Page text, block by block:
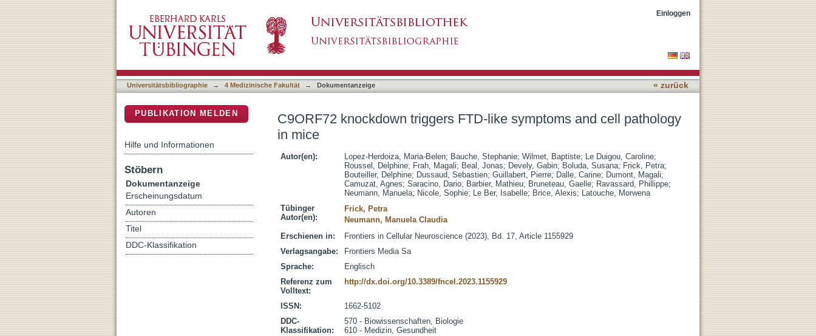
Einloggen
Universitätsbibliographie → 4 Medizinische Fakultät → Dokumentanzeige « zurück
C9ORF72 knockdown triggers FTD-like symptoms and cell pathology
in mice
Autor(en): Lopez-Herdoiza, Maria-Belen; Bauche, Stephanie; Wilmet, Baptiste; Le Duigou, Caroline;
Roussel, Delphine; Frah, Magali; Beal, Jonas; Devely, Gabin; Boluda, Susana; Frick, Petra;
Bouteiller, Delphine; Dussaud, Sebastien; Guillabert, Pierre; Dalle, Carine; Dumont, Magali;
Camuzat, Agnes; Saracino, Dario; Barbier, Mathieu; Bruneteau, Gaelle; Ravassard, Phillippe;
Neumann, Manuela; Nicole, Sophie; Le Ber, Isabelle; Brice, Alexis; Latouche, Morwena
Tübinger
Autor(en):
Frick, Petra
Neumann, Manuela Claudia
Erschienen in:
Frontiers in Cellular Neuroscience (2023), Bd. 17, Article 1155929
Verlagsangabe:
Frontiers Media Sa
Sprache:
Englisch
Referenz zum
Volltext:
http://dx.doi.org/10.3389/fncel.2023.1155929
ISSN:
1662-5102
DDC-
Klassifikation:
570 - Biowissenschaften, Biologie
610 - Medizin, Gesundheit
PUBLIKATION MELDEN
Hilfe und Informationen
Stöbern
Dokumentanzeige
Erscheinungsdatum
Autoren
Titel
DDC-Klassifikation